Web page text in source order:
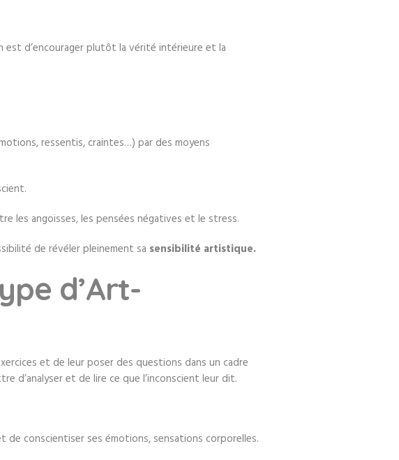
est d’encourager plutôt la vérité intérieure et la
ressentis, craintes…) par des moyens
les angoisses, les pensées négatives et le stress.
de révéler pleinement sa sensibilité artistique.
d’Art-
et de leur poser des questions dans un cadre
d’analyser et de lire ce que l’inconscient leur dit.
de conscientiser ses émotions, sensations corporelles.